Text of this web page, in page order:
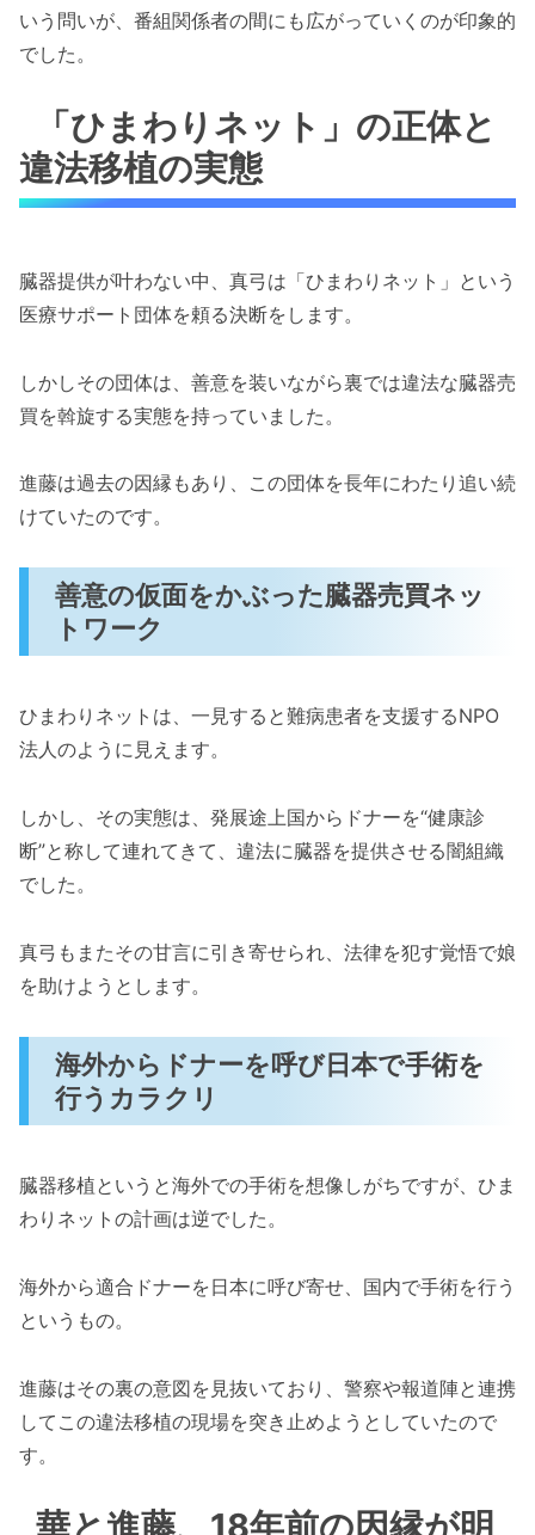
いう問いが、番組関係者の間にも広がっていくのが印象的
でした。
「ひまわりネット」の正体と
違法移植の実態
臓器提供が叶わない中、真弓は「ひまわりネット」という
医療サポート団体を頼る決断をします。
しかしその団体は、善意を装いながら裏では違法な臓器売
買を斡旋する実態を持っていました。
進藤は過去の因縁もあり、この団体を長年にわたり追い続
けていたのです。
善意の仮面をかぶった臓器売買ネッ
トワーク
ひまわりネットは、一見すると難病患者を支援するNPO
法人のように見えます。
しかし、その実態は、発展途上国からドナーを“健康診
断”と称して連れてきて、違法に臓器を提供させる闇組織
でした。
真弓もまたその甘言に引き寄せられ、法律を犯す覚悟で娘
を助けようとします。
海外からドナーを呼び日本で手術を
行うカラクリ
臓器移植というと海外での手術を想像しがちですが、ひま
わりネットの計画は逆でした。
海外から適合ドナーを日本に呼び寄せ、国内で手術を行う
というもの。
進藤はその裏の意図を見抜いており、警察や報道陣と連携
してこの違法移植の現場を突き止めようとしていたので
す。
華と進藤、18年前の因縁が明